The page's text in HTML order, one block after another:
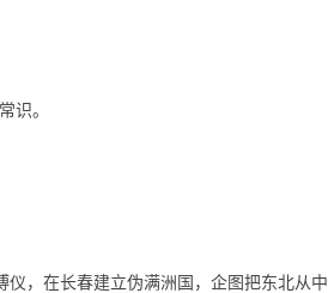
识。
，在长春建立伪满洲国，企图把东北从中